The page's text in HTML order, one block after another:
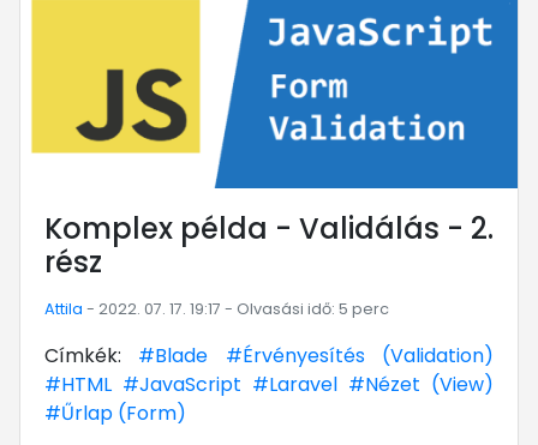
Komplex példa - Validálás - 2.
rész
Attila - 2022. 07. 17. 19:17 - Olvasási idő: 5 perc
Címkék: #Blade
#Érvényesítés (Validation)
#HTML #JavaScript #Laravel #Nézet (View)
#Űrlap (Form)